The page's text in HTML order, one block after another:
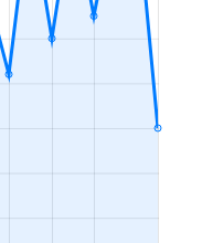
札幌(ＪＲ)